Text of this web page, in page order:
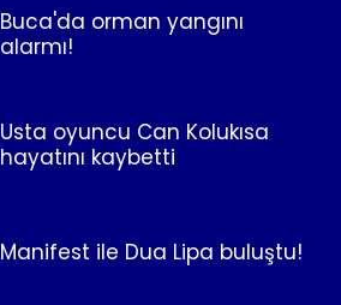
Buca'da orman yangını
alarmı!
Usta oyuncu Can Kolukısa
hayatını kaybetti
Manifest ile Dua Lipa buluştu!